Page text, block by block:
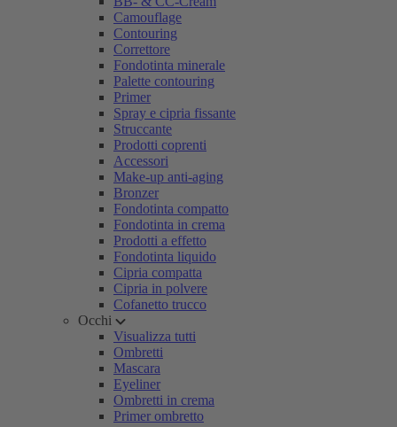
Camouflage
Contouring
Correttore
Fondotinta minerale
Palette contouring
Primer
Spray e cipria fissante
Struccante
Prodotti coprenti
Accessori
Make-up anti-aging
Bronzer
Fondotinta compatto
Fondotinta in crema
Prodotti a effetto
Fondotinta liquido
Cipria compatta
Cipria in polvere
Cofanetto trucco
Occhi
Visualizza tutti
Ombretti
Mascara
Eyeliner
Ombretti in crema
Primer ombretto